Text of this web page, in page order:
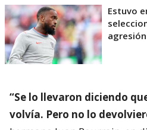
Estuvo
“Se lo llevaron diciendo
volvía. Pero no lo